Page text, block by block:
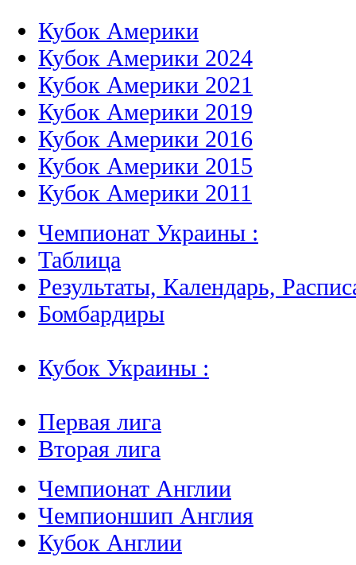
Кубок Америки
Кубок Америки 2024
Кубок Америки 2021
Кубок Америки 2019
Кубок Америки 2016
Кубок Америки 2015
Кубок Америки 2011
Чемпионат Украины :
Таблица
Результаты, Календарь,
Бомбардиры
Кубок Украины :
Первая лига
Вторая лига
Чемпионат Англии
Чемпионшип Англия
Кубок Англии